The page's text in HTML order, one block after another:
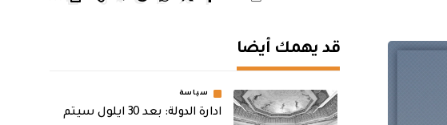
قد يهمك أيضا
سياسة
ادارة الدولة: بعد 30 ايلول سيتم